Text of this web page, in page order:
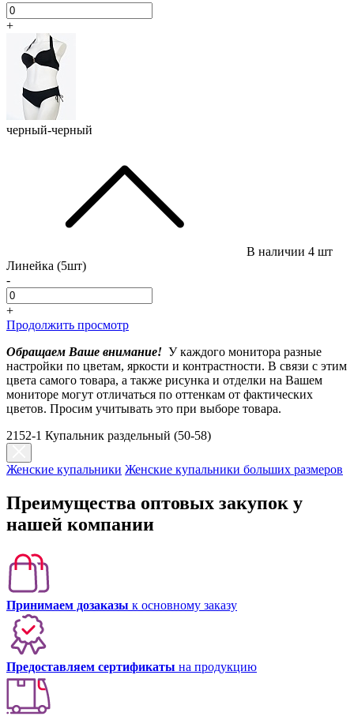
+
черный-черный
В наличии 4 шт
Линейка (5шт)
-
+
Продолжить просмотр
Обращаем Ваше внимание! У каждого монитора разные
настройки по цветам, яркости и контрастности. В связи с этим
цвета самого товара, а также рисунка и отделки на Вашем
мониторе могут отличаться по оттенкам от фактических
цветов. Просим учитывать это при выборе товара.
2152-1 Купальник раздельный (50-58)
Женские купальники Женские купальники больших размеров
Преимущества оптовых закупок у
нашей компании
Принимаем дозаказы к основному заказу
Предоставляем сертификаты на продукцию